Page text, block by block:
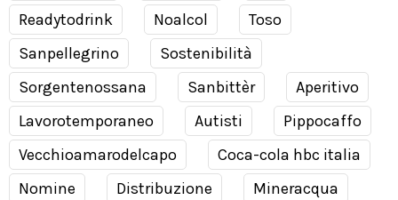
Readytodrink
Noalcol
Toso
Sanpellegrino
Sostenibilità
Sorgentenossana
Sanbittèr
Aperitivo
Lavorotemporaneo
Autisti
Pippocaffo
Vecchioamarodelcapo
Coca-cola hbc italia
Nomine
Distribuzione
Mineracqua